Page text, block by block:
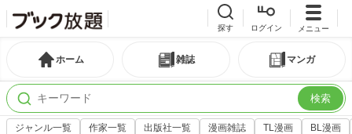
探す ログイン メニュー
ホーム 雑誌 マンガ
検索
ジャンル一覧 作家一覧 出版社一覧 漫画雑誌 TL漫画 BL漫画